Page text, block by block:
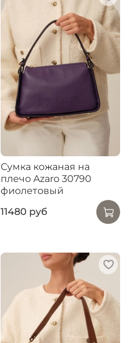
Сумка кожаная на
плечо Azaro 30790
фиолетовый
11480 руб